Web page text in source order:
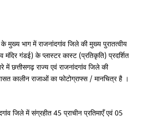
मुख्य भाग में राजनांदगांव जिले की मुख्य पुरातत्वीय
मंदिर गंडई) के प्लास्टर कास्ट (प्रतिकृति) प्रदर्शित
में छत्तीसगढ़ राज्य एवं राजनांदगांव जिले की
कालीन राजाओं का फोटोग्राफ्स / मानचित्र है ।
जिले में संग्रहीत 45 प्राचीन प्रतिमाएँ एवं 05